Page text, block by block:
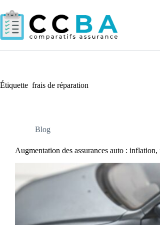
au
contenu
Étiquette frais de réparation
Blog
Augmentation des assurances auto :